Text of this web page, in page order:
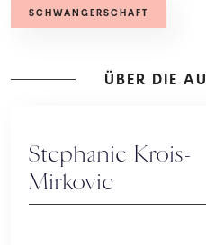
SCHWANGERSCHAFT
ÜBER DIE
Stephanie Krois-
Mirkovic